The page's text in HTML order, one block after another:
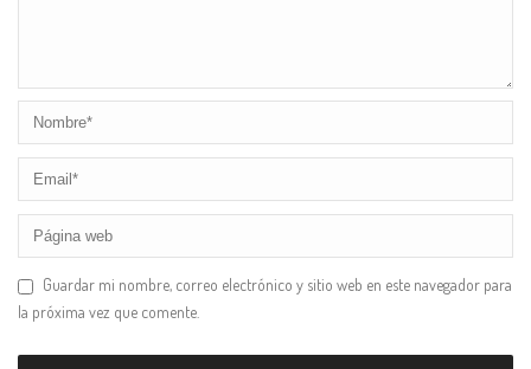
Guardar mi nombre, correo electrónico y sitio web en este navegador para
la próxima vez que comente.